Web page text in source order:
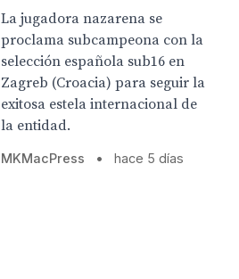
La jugadora nazarena se
proclama subcampeona con la
selección española sub16 en
Zagreb (Croacia) para seguir la
exitosa estela internacional de
la entidad.
MKMacPress • hace 5 días